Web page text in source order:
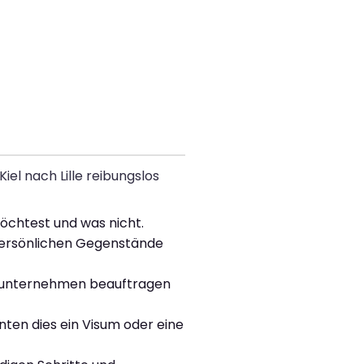
nach Lille reibungslos
und was nicht.
Gegenstände
beauftragen
dies ein Visum oder eine